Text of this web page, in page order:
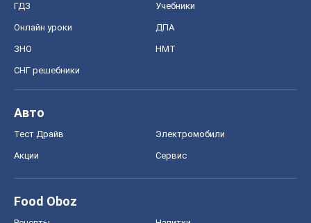
ГДЗ Учебники
Онлайн уроки ДПА
ЗНО НМТ
СНГ решебники
Авто
Тест Драйв Электромобили
Акции Сервис
Food Oboz